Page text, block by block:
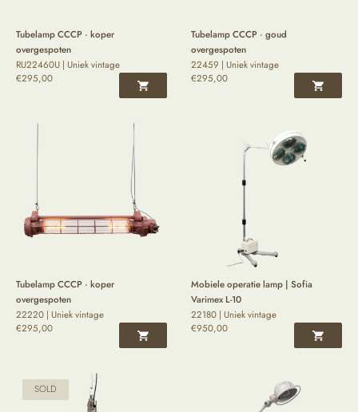
Tubelamp CCCP · koper
overgespoten
RU22460U | Uniek vintage
€295,00
Tubelamp CCCP · goud
overgespoten
22459 | Uniek vintage
€295,00
Tubelamp CCCP · koper
overgespoten
22220 | Uniek vintage
€295,00
Mobiele operatie lamp | Sofia
Varimex L-10
22180 | Uniek vintage
€950,00
SOLD